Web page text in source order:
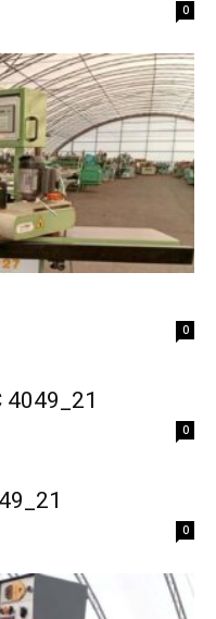
0
0
0
0